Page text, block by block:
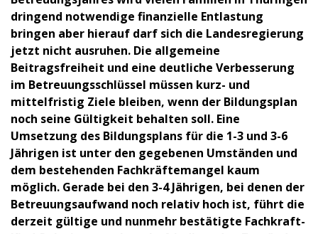
dringend notwendige finanzielle Entlastung
bringen aber hierauf darf sich die Landesregierung
jetzt nicht ausruhen. Die allgemeine
Beitragsfreiheit und eine deutliche Verbesserung
im Betreuungsschlüssel müssen kurz- und
mittelfristig Ziele bleiben, wenn der Bildungsplan
noch seine Gültigkeit behalten soll. Eine
Umsetzung des Bildungsplans für die 1-3 und 3-6
Jährigen ist unter den gegebenen Umständen und
dem bestehenden Fachkräftemangel kaum
möglich. Gerade bei den 3-4 Jährigen, bei denen der
Betreuungsaufwand noch relativ hoch ist, führt die
derzeit gültige und nunmehr bestätigte Fachkraft-